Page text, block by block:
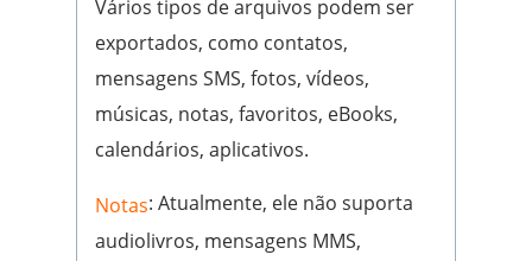
Vários tipos de arquivos podem ser
exportados, como contatos,
mensagens SMS, fotos, vídeos,
músicas, notas, favoritos, eBooks,
calendários, aplicativos.
Notas: Atualmente, ele não suporta
audiolivros, mensagens MMS,